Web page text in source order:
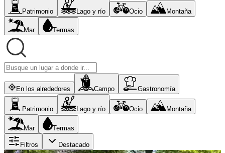
Patrimonio Lago y río Ocio Montaña
Mar Termas
En los alrededores Campo Gastronomía
Patrimonio Lago y río Ocio Montaña
Mar Termas
Filtros Destacado